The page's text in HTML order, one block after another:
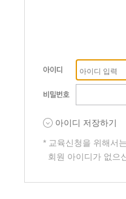
아이디 저장하기
* 교육신청을 위해서
회원 아이디가 없으